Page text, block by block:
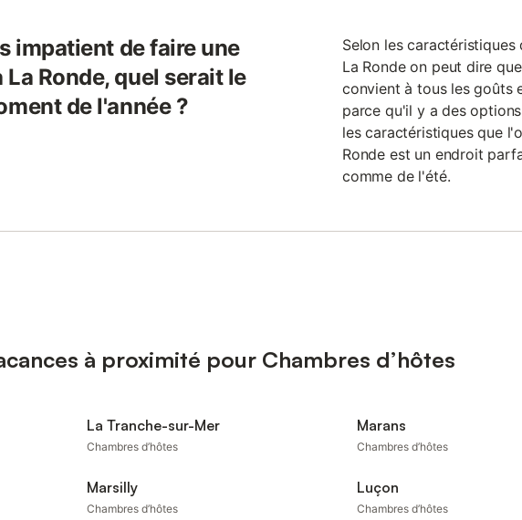
impatient de faire une
La Ronde, quel serait le
de l'année ?
Selon les
La Ronde on peut dire
convient à tous les goûts
parce qu'il y a des
les caractéristiques que
Ronde est un endroit
comme de l'été.
à proximité pour Chambres d’hôtes
La Tranche-sur-Mer
Chambres d’hôtes
Marans
Chambres d’hôtes
Marsilly
Chambres d’hôtes
Luçon
Chambres d’hôtes